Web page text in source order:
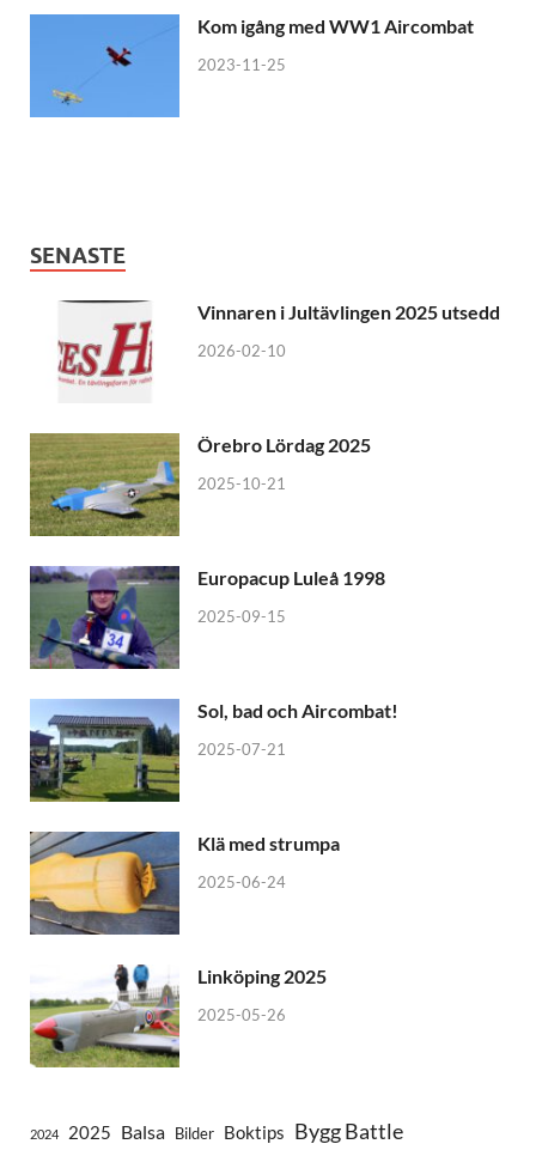
Kom igång med WW1 Aircombat
2023-11-25
SENASTE
Vinnaren i Jultävlingen 2025 utsedd
2026-02-10
Örebro Lördag 2025
2025-10-21
Europacup Luleå 1998
2025-09-15
Sol, bad och Aircombat!
2025-07-21
Klä med strumpa
2025-06-24
Linköping 2025
2025-05-26
2024 2025 Balsa Bilder Boktips Bygg Battle